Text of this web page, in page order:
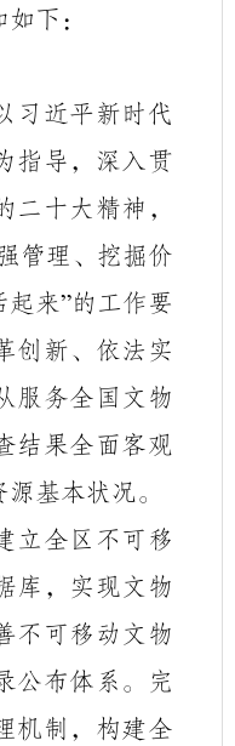
下：
习近平新时代
指导，深入贯
十大精神，
管理、挖掘价
起来”的工作要
创新、依法实
服务全国文物
结果全面客观
基本状况。
立全区不可移
库，实现文物
不可移动文物
公布体系。完
机制，构建全